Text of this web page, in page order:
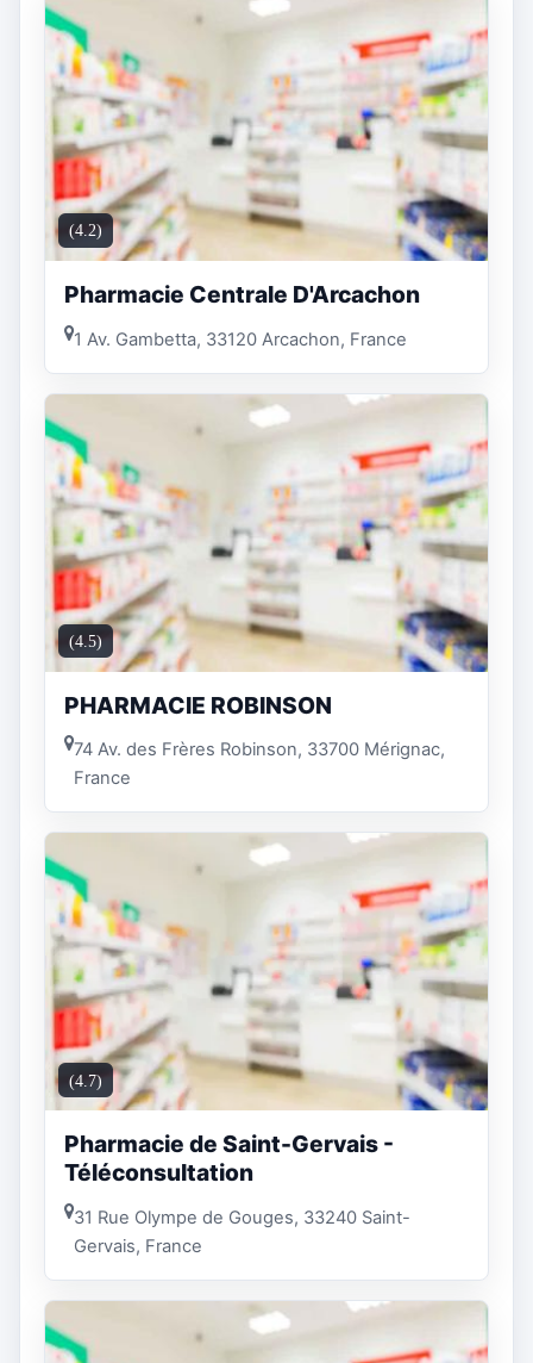
(4.2)
Pharmacie Centrale D'Arcachon
1 Av. Gambetta, 33120 Arcachon, France
(4.5)
PHARMACIE ROBINSON
74 Av. des Frères Robinson, 33700 Mérignac,
France
(4.7)
Pharmacie de Saint-Gervais -
Téléconsultation
31 Rue Olympe de Gouges, 33240 Saint-
Gervais, France